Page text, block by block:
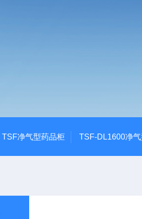
TSF净气型药品柜 TSF-DL1600净